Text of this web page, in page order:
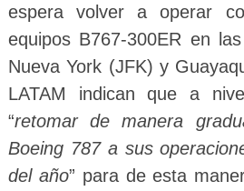
espera volver a operar
equipos B767-300ER en
Nueva York (JFK) y
LATAM indican que a
“retomar de manera
Boeing 787 a sus
del año” para de esta